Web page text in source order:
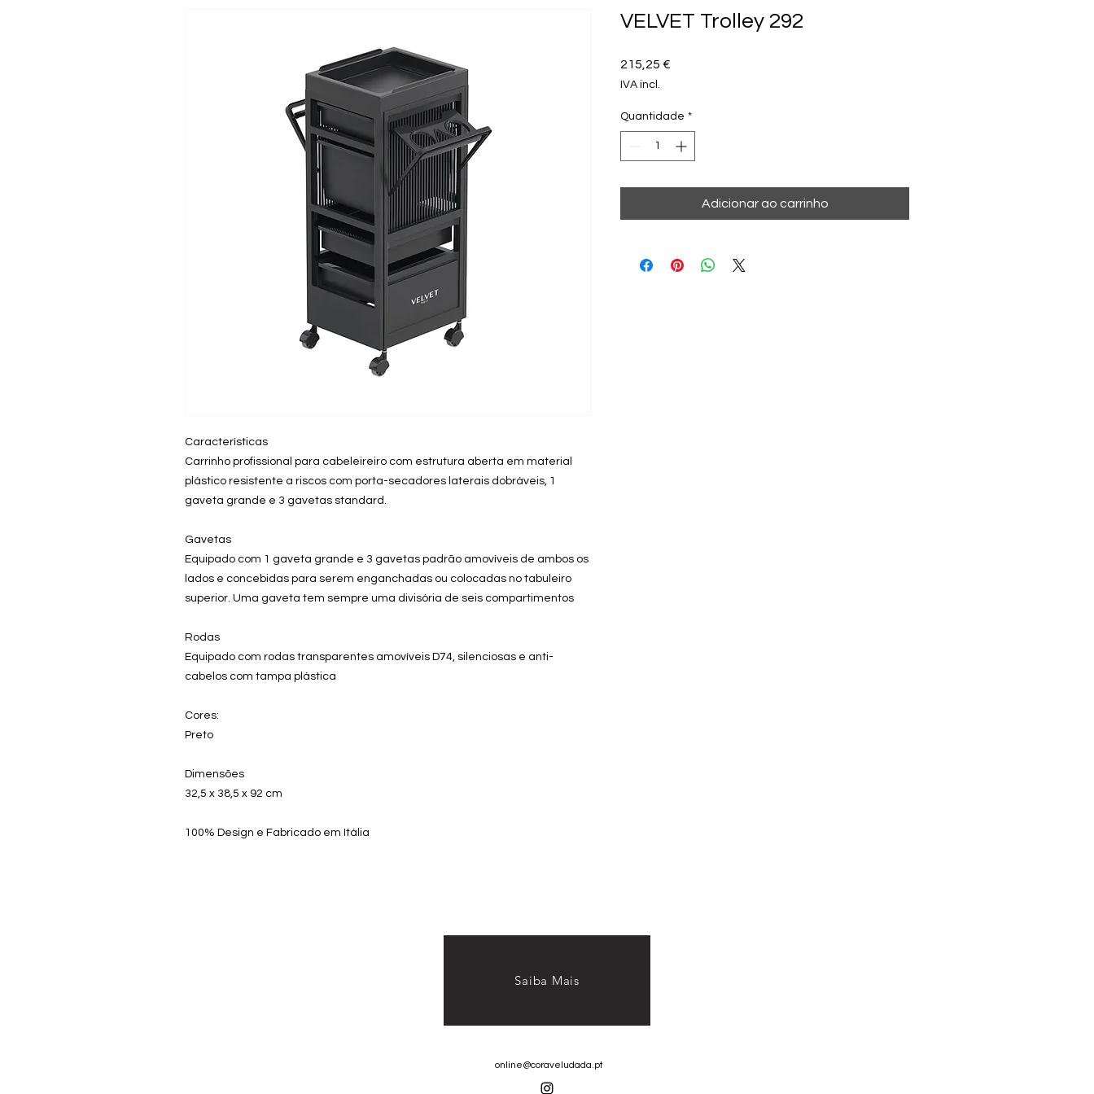
Características
Carrinho profissional para cabeleireiro com estrutura aberta em material
plástico resistente a riscos com porta-secadores laterais dobráveis, 1
gaveta grande e 3 gavetas standard.
Gavetas
Equipado com 1 gaveta grande e 3 gavetas padrão amovíveis de ambos os
lados e concebidas para serem enganchadas ou colocadas no tabuleiro
superior. Uma gaveta tem sempre uma divisória de seis compartimentos
Rodas
Equipado com rodas transparentes amovíveis D74, silenciosas e anti-
cabelos com tampa plástica
Cores:
Preto
Dimensões
32,5 x 38,5 x 92 cm
100% Design e Fabricado em Itália
VELVET Trolley 292
215,25 €
IVA incl.
Quantidade *
Adicionar ao carrinho
Saiba Mais
online@coraveludada.pt